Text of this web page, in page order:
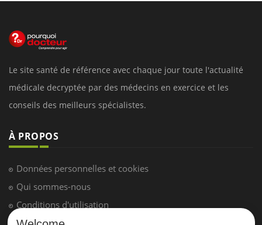
Le site santé de référence avec chaque jour toute l'actualité
médicale decryptée par des médecins en exercice et les
conseils des meilleurs spécialistes.
À PROPOS
Données personnelles et cookies
Qui sommes-nous
Conditions d'utilisation
Plan du site